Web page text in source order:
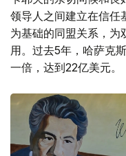
领导人之间建立在信任
为基础的同盟关系，为
用。过去5年，哈萨克
一倍，达到22亿美元。